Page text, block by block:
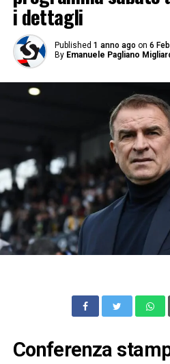
i dettagli
Published 1 anno ago on 6
By Emanuele Pagliano
Conferenza